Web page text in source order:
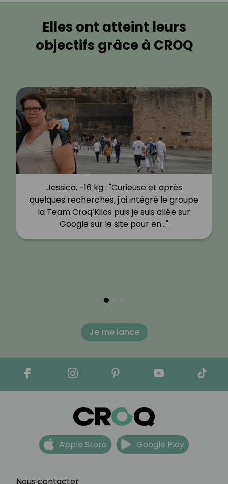
Elles ont atteint leurs
objectifs grâce à CROQ
Jessica, -16 kg : "Curieuse et après
quelques recherches, j'ai intégré le groupe
la Team Croq’Kilos puis je suis allée sur
Google sur le site pour en…"
Je me lance
Nous contacter
Apple Store Google Play